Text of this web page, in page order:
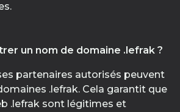
un nom de domaine .lefrak ?
partenaires autorisés peuvent
.lefrak. Cela garantit que
.lefrak sont légitimes et